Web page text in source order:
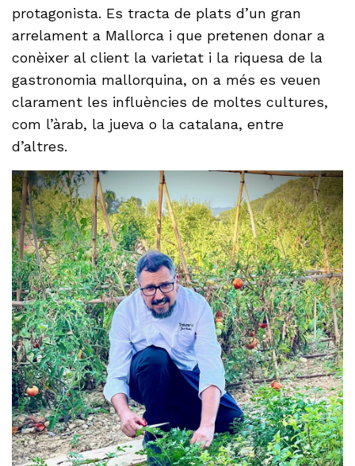
protagonista. Es tracta de plats d’un gran
arrelament a Mallorca i que pretenen donar a
conèixer al client la varietat i la riquesa de la
gastronomia mallorquina, on a més es veuen
clarament les influències de moltes cultures,
com l’àrab, la jueva o la catalana, entre
d’altres.